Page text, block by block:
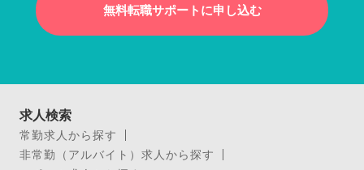
無料転職サポートに申し込む
求人検索
常勤求人から探す
非常勤（アルバイト）求人から探す